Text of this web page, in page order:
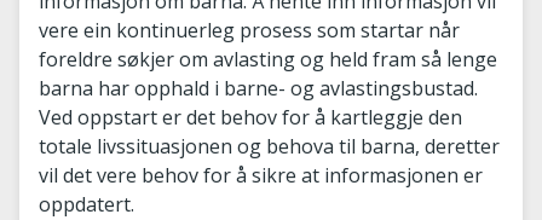
vere ein kontinuerleg prosess som startar når
foreldre søkjer om avlasting og held fram så lenge
barna har opphald i barne- og avlastingsbustad.
Ved oppstart er det behov for å kartleggje den
totale livssituasjonen og behova til barna, deretter
vil det vere behov for å sikre at informasjonen er
oppdatert.